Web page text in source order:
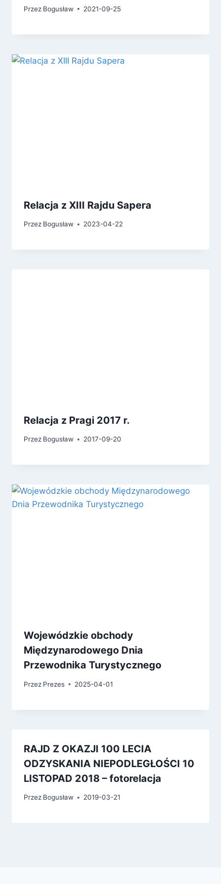
Przez Bogusław 2021-09-25
Relacja z XIII Rajdu Sapera
Przez Bogusław 2023-04-22
Relacja z Pragi 2017 r.
Przez Bogusław 2017-09-20
Wojewódzkie obchody
Międzynarodowego Dnia
Przewodnika Turystycznego
Przez Prezes 2025-04-01
RAJD Z OKAZJI 100 LECIA
ODZYSKANIA NIEPODLEGŁOŚCI 10
LISTOPAD 2018 – fotorelacja
Przez Bogusław 2019-03-21